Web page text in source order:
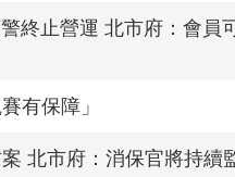
終止營運 北市府：會
有保障」
北市府：消保官將持續